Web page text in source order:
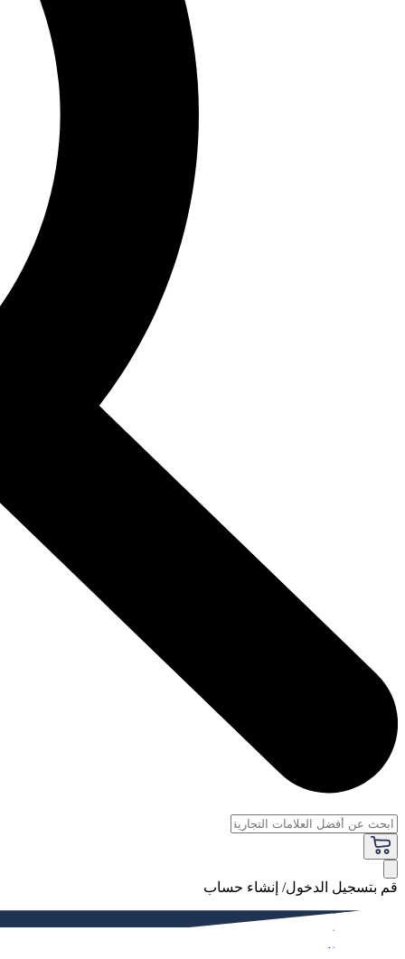
قم بتسجيل الدخول/ إنشاء حساب
فاخر
النساء
الرجال